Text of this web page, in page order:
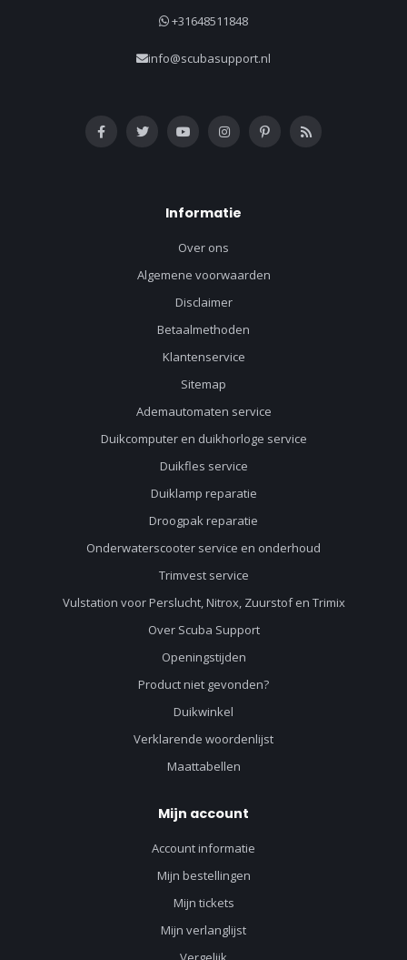
+31648511848
info@scubasupport.nl
Informatie
Over ons
Algemene voorwaarden
Disclaimer
Betaalmethoden
Klantenservice
Sitemap
Ademautomaten service
Duikcomputer en duikhorloge service
Duikfles service
Duiklamp reparatie
Droogpak reparatie
Onderwaterscooter service en onderhoud
Trimvest service
Vulstation voor Perslucht, Nitrox, Zuurstof en Trimix
Over Scuba Support
Openingstijden
Product niet gevonden?
Duikwinkel
Verklarende woordenlijst
Maattabellen
Mijn account
Account informatie
Mijn bestellingen
Mijn tickets
Mijn verlanglijst